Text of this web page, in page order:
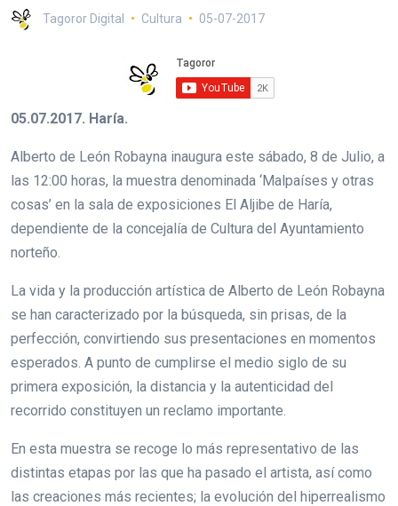
Tagoror Digital Cultura 05-07-2017
05.07.2017. Haría.
Alberto de León Robayna inaugura este sábado, 8 de Julio, a
las 12:00 horas, la muestra denominada ‘Malpaíses y otras
cosas’ en la sala de exposiciones El Aljibe de Haría,
dependiente de la concejalía de Cultura del Ayuntamiento
norteño.
La vida y la producción artística de Alberto de León Robayna
se han caracterizado por la búsqueda, sin prisas, de la
perfección, convirtiendo sus presentaciones en momentos
esperados. A punto de cumplirse el medio siglo de su
primera exposición, la distancia y la autenticidad del
recorrido constituyen un reclamo importante.
En esta muestra se recoge lo más representativo de las
distintas etapas por las que ha pasado el artista, así como
las creaciones más recientes; la evolución del hiperrealismo